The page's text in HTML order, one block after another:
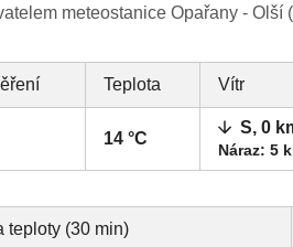
meteostanice Opařany - Olší
Teplota Vítr
14 °C
S, 0
Náraz: 5
teploty (30 min)